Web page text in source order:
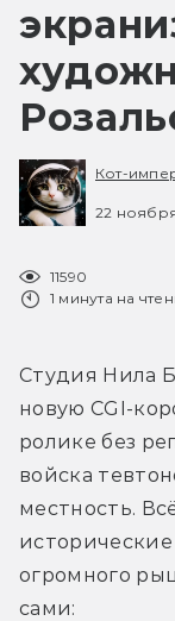
Кот-
22 ноября
11590
1 минута на
Студия Нила
новую CGI-
ролике без
войска
местность.
огромного
сами: